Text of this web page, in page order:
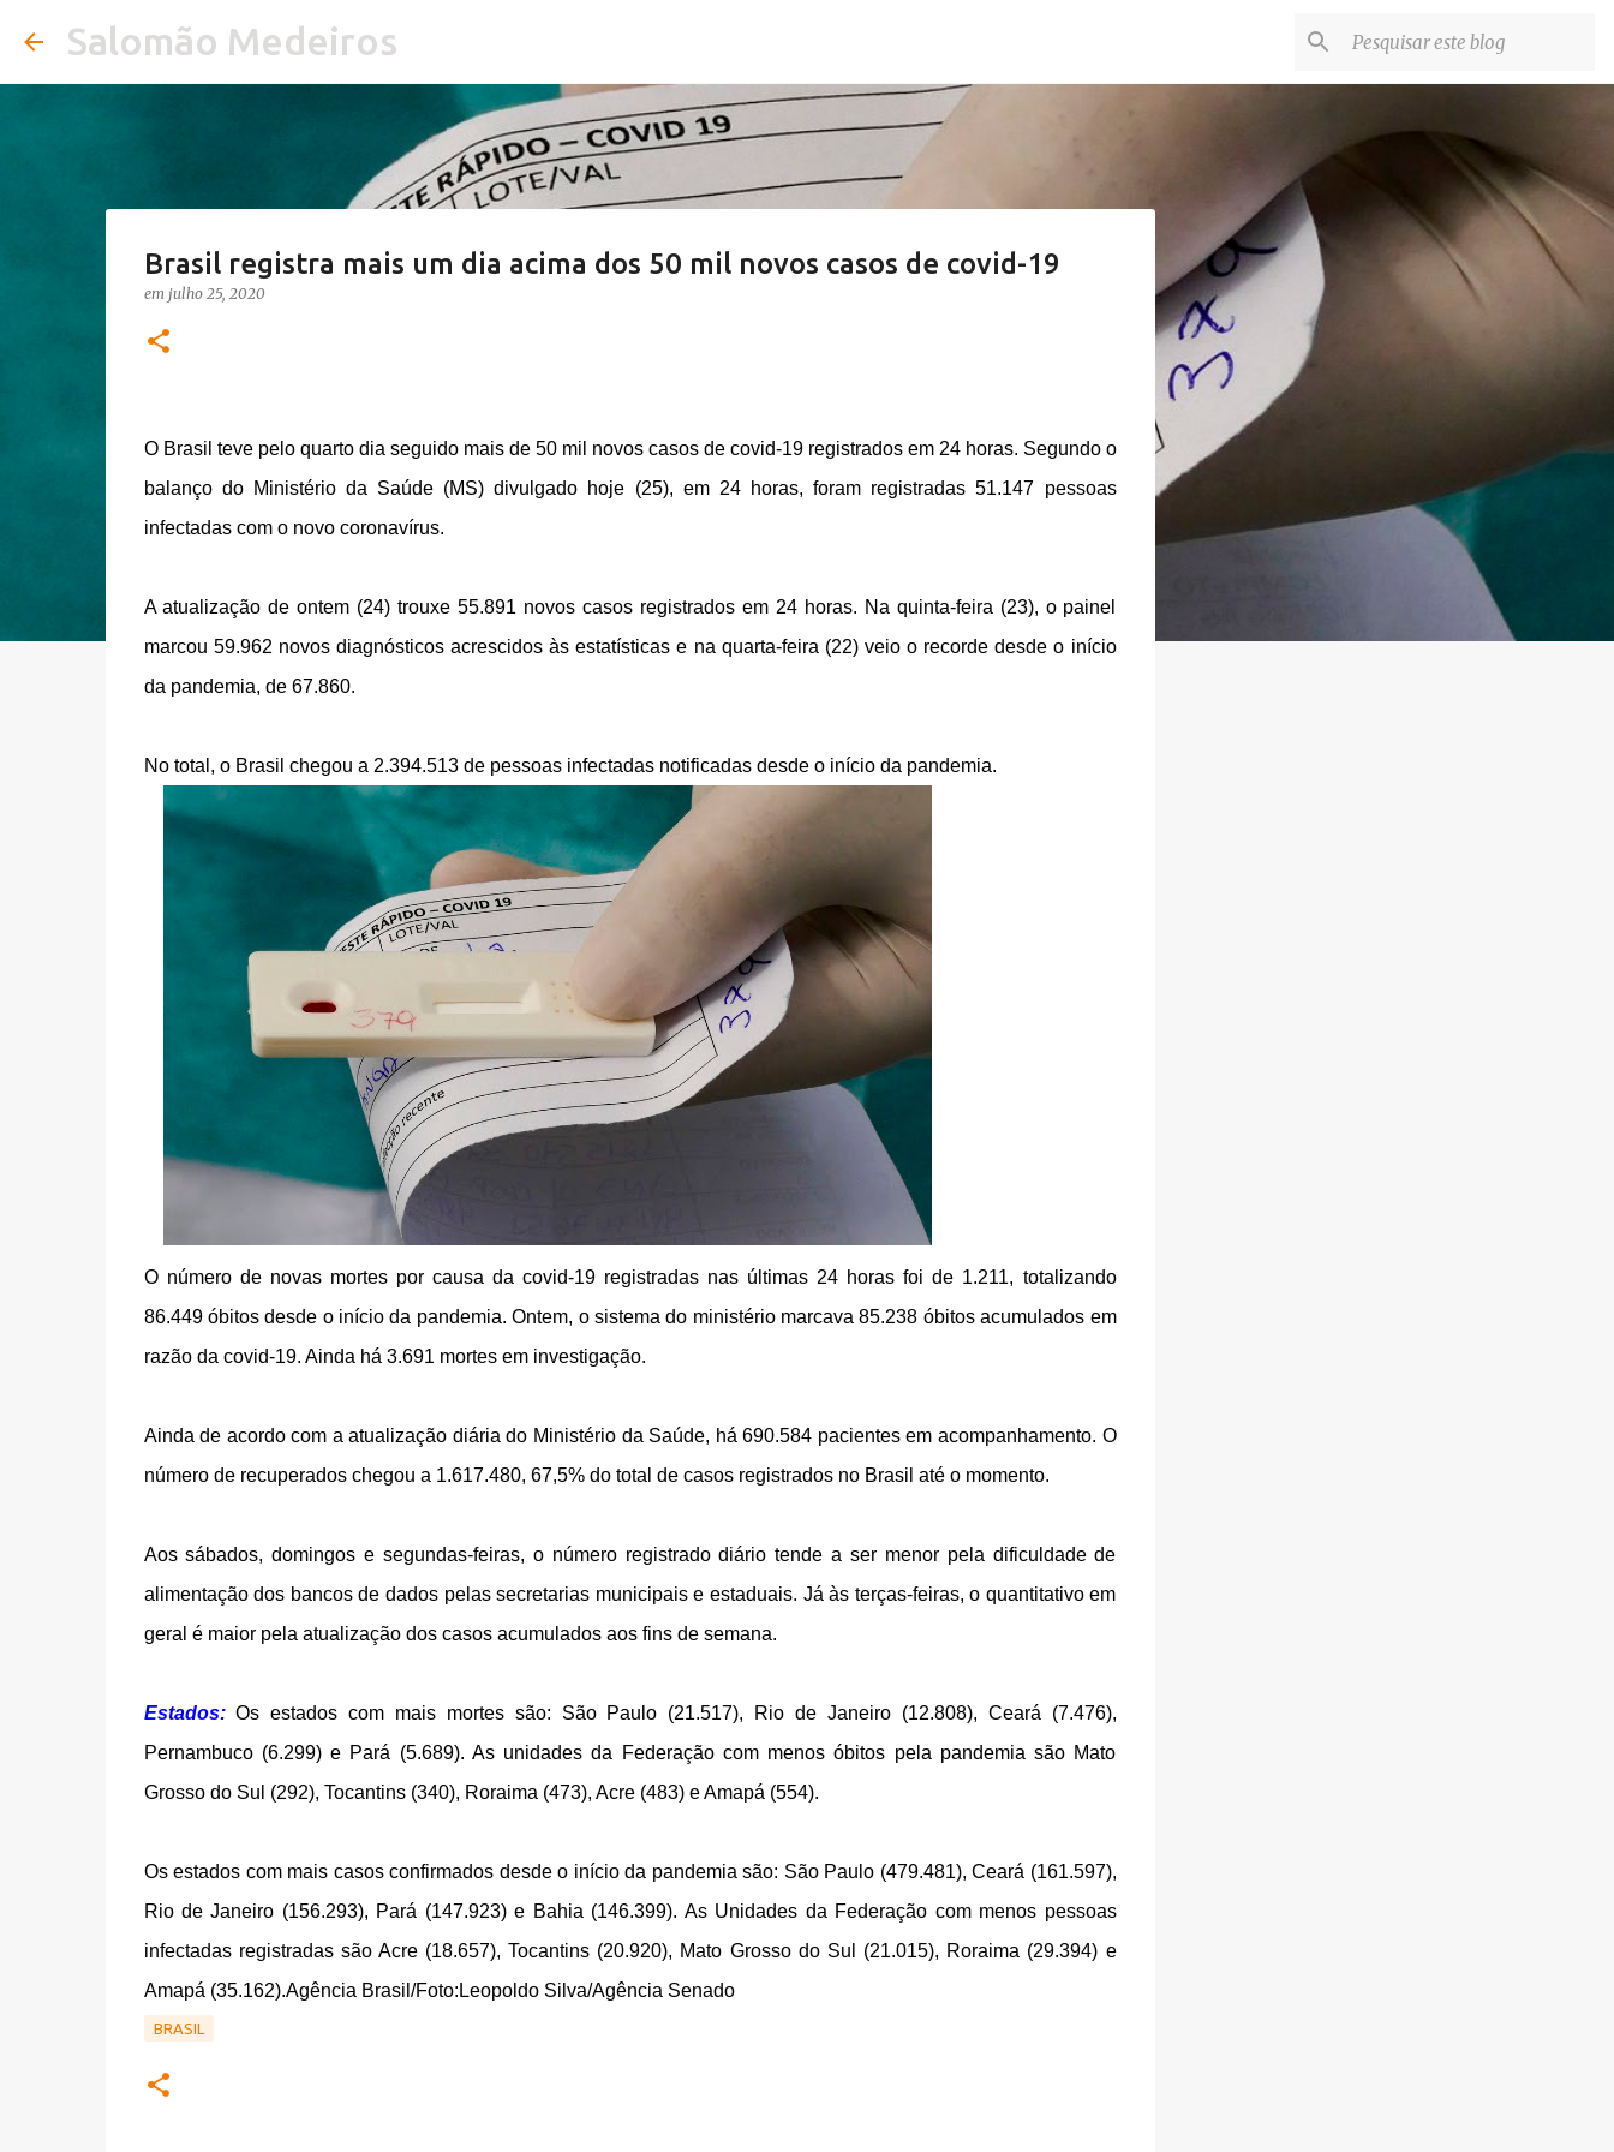
Salomão Medeiros
Brasil registra mais um dia acima dos 50 mil novos casos de covid-19
em julho 25, 2020
O Brasil teve pelo quarto dia seguido mais de 50 mil novos casos de covid-19 registrados em 24 horas. Segundo o
balanço do Ministério da Saúde (MS) divulgado hoje (25), em 24 horas, foram registradas 51.147 pessoas
infectadas com o novo coronavírus.
A atualização de ontem (24) trouxe 55.891 novos casos registrados em 24 horas. Na quinta-feira (23), o painel
marcou 59.962 novos diagnósticos acrescidos às estatísticas e na quarta-feira (22) veio o recorde desde o início
da pandemia, de 67.860.
No total, o Brasil chegou a 2.394.513 de pessoas infectadas notificadas desde o início da pandemia.
O número de novas mortes por causa da covid-19 registradas nas últimas 24 horas foi de 1.211, totalizando
86.449 óbitos desde o início da pandemia. Ontem, o sistema do ministério marcava 85.238 óbitos acumulados em
razão da covid-19. Ainda há 3.691 mortes em investigação.
Ainda de acordo com a atualização diária do Ministério da Saúde, há 690.584 pacientes em acompanhamento. O
número de recuperados chegou a 1.617.480, 67,5% do total de casos registrados no Brasil até o momento.
Aos sábados, domingos e segundas-feiras, o número registrado diário tende a ser menor pela dificuldade de
alimentação dos bancos de dados pelas secretarias municipais e estaduais. Já às terças-feiras, o quantitativo em
geral é maior pela atualização dos casos acumulados aos fins de semana.
Estados:Os estados com mais mortes são: São Paulo (21.517), Rio de Janeiro (12.808), Ceará (7.476),
Pernambuco (6.299) e Pará (5.689). As unidades da Federação com menos óbitos pela pandemia são Mato
Grosso do Sul (292), Tocantins (340), Roraima (473), Acre (483) e Amapá (554).
Os estados com mais casos confirmados desde o início da pandemia são: São Paulo (479.481), Ceará (161.597),
Rio de Janeiro (156.293), Pará (147.923) e Bahia (146.399). As Unidades da Federação com menos pessoas
infectadas registradas são Acre (18.657), Tocantins (20.920), Mato Grosso do Sul (21.015), Roraima (29.394) e
Amapá (35.162).Agência Brasil/Foto:Leopoldo Silva/Agência Senado
BRASIL